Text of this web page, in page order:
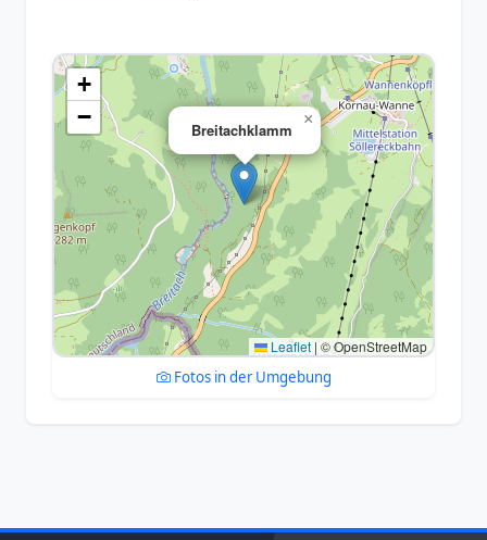
Breitachklamm
×
+
−
Leaflet | © OpenStreetMap
Fotos in der Umgebung